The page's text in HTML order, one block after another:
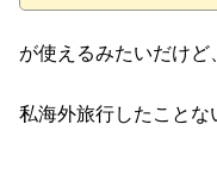
が使えるみたいだけど
私海外旅行したことな